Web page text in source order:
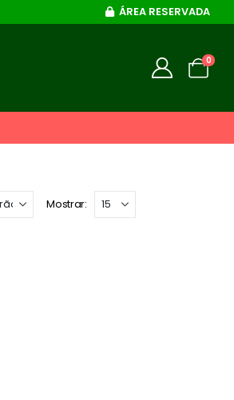
ÁREA RESERVADA
0
Mostrar: